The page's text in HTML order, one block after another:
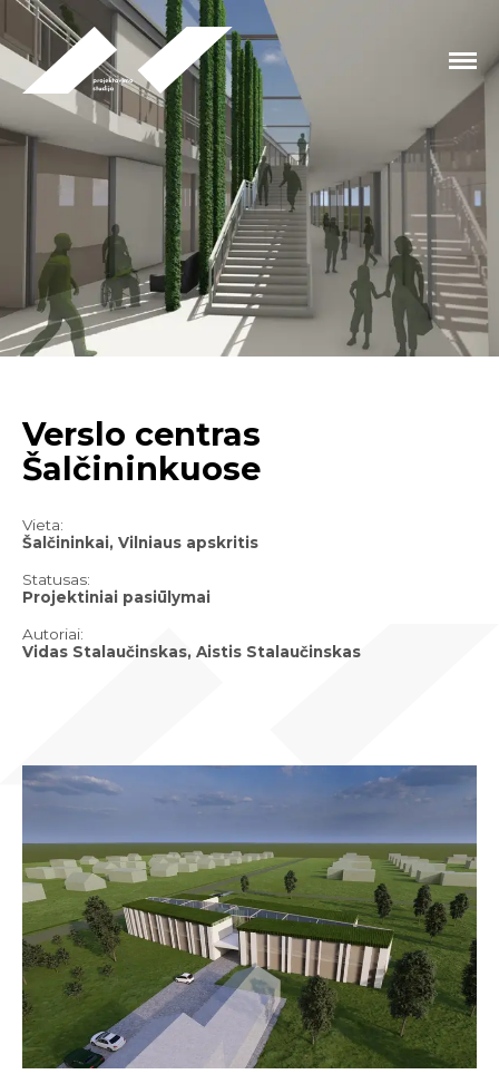
Verslo centras
Šalčininkuose
Vieta:
Šalčininkai, Vilniaus apskritis
Statusas:
Projektiniai pasiūlymai
Autoriai:
Vidas Stalaučinskas, Aistis Stalaučinskas